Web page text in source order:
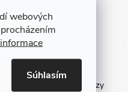
webových
Súhlasím
FAQ - Často kladené dotazy